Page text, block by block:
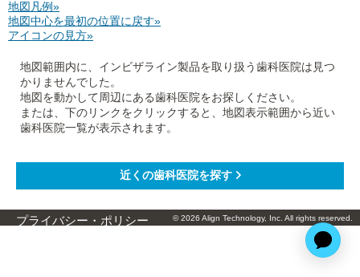
地図凡例»
地図中心を最初の位置に戻す»
アイコンの見方»
地図範囲内に、インビザライン製品を取り扱う歯科医院は見つ
かりませんでした。
地図を動かして周辺にある歯科医院をお探しください。
または、下のリンクをクリックすると、地図表示範囲から近い
歯科医院一覧が表示されます。
プライバシー・ポリシー © 2026 Align Technology, Inc. All rights reserved.